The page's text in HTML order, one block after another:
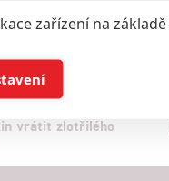
vrátit zlotřilého
zařízení na
a/nebo přístup k
založená na
obsah,